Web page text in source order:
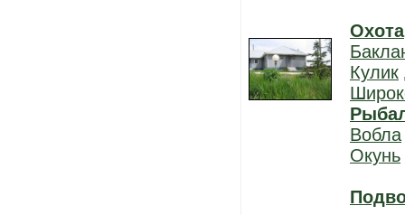
Охота
Кулик
Вобла
Окунь